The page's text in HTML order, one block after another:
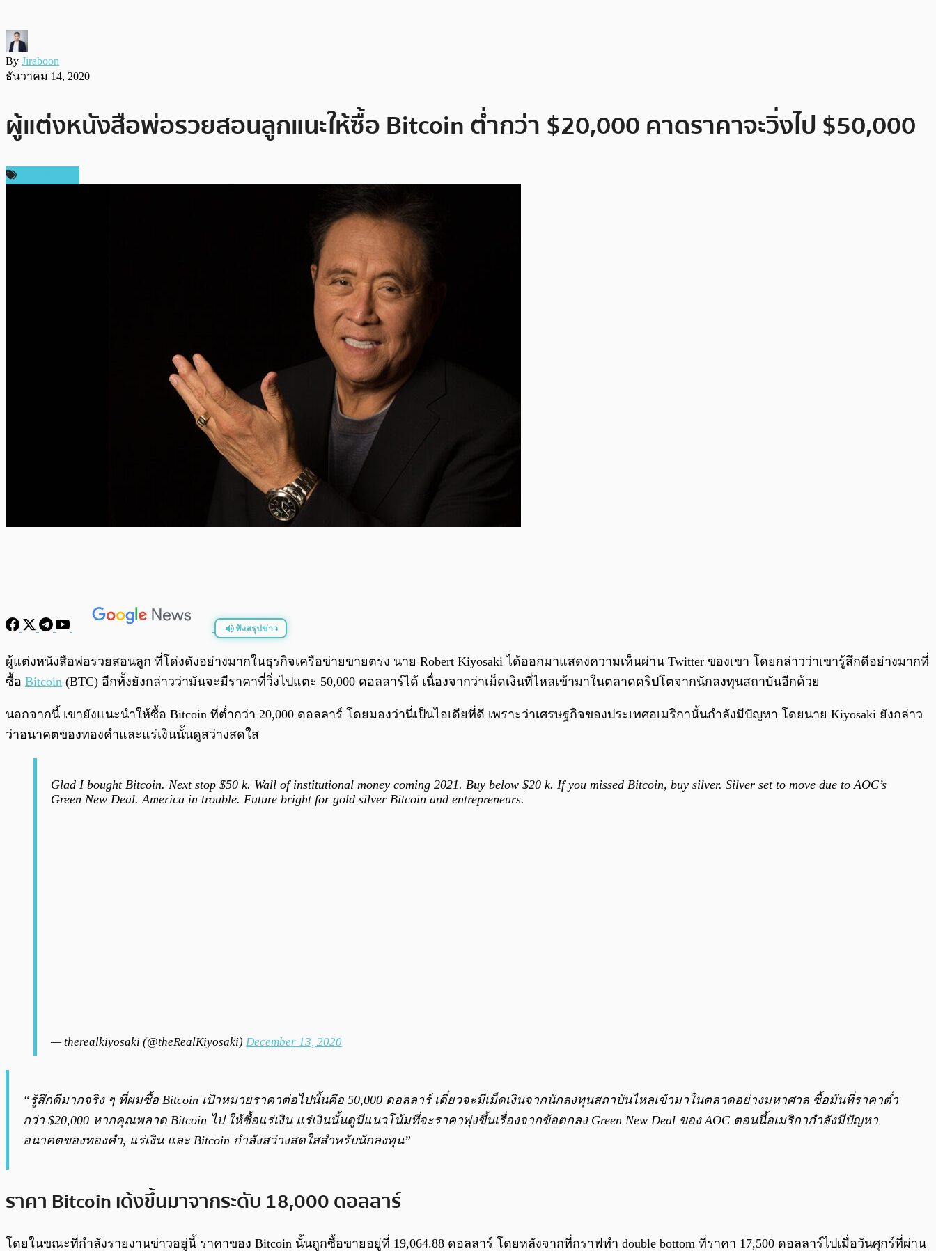
By Jiraboon
ธันวาคม 14, 2020
ผู้แต่งหนังสือพ่อรวยสอนลูกแนะให้ซื้อ Bitcoin ต่ำกว่า $20,000 คาดราคาจะวิ่งไป $50,000
ฟังสรุปข่าว
พร้อมเล่น 0:00 /0:00
ผู้แต่งหนังสือพ่อรวยสอนลูก ที่โด่งดังอย่างมากในธุรกิจเครือข่ายขายตรง นาย Robert Kiyosaki ได้ออกมาแสดงความเห็นผ่าน Twitter ของเขา โดยกล่าวว่าเขารู้สึกดีอย่างมากที่
ซื้อ Bitcoin (BTC) อีกทั้งยังกล่าวว่ามันจะมีราคาที่วิ่งไปแตะ 50,000 ดอลลาร์ได้ เนื่องจากว่าเม็ดเงินที่ไหลเข้ามาในตลาดคริปโตจากนักลงทุนสถาบันอีกด้วย
นอกจากนี้ เขายังแนะนำให้ซื้อ Bitcoin ที่ต่ำกว่า 20,000 ดอลลาร์ โดยมองว่านี่เป็นไอเดียที่ดี เพราะว่าเศรษฐกิจของประเทศอเมริกานั้นกำลังมีปัญหา โดยนาย Kiyosaki ยังกล่าว
ว่าอนาคตของทองคำและแร่เงินนั้นดูสว่างสดใส
Glad I bought Bitcoin. Next stop $50 k. Wall of institutional money coming 2021. Buy below $20 k. If you missed Bitcoin, buy silver. Silver set to move due to AOC’s
Green New Deal. America in trouble. Future bright for gold silver Bitcoin and entrepreneurs.
— therealkiyosaki (@theRealKiyosaki) December 13, 2020
“รู้สึกดีมากจริง ๆ ที่ผมซื้อ Bitcoin เป้าหมายราคาต่อไปนั้นคือ 50,000 ดอลลาร์ เดี๋ยวจะมีเม็ดเงินจากนักลงทุนสถาบันไหลเข้ามาในตลาดอย่างมหาศาล ซื้อมันที่ราคาต่ำ
กว่า $20,000 หากคุณพลาด Bitcoin ไป ให้ซื้อแร่เงิน แร่เงินนั้นดูมีแนวโน้มที่จะราคาพุ่งขึ้นเรื่องจากข้อตกลง Green New Deal ของ AOC ตอนนี้อเมริกากำลังมีปัญหา
อนาคตของทองคำ, แร่เงิน และ Bitcoin กำลังสว่างสดใสสำหรับนักลงทุน”
ราคา Bitcoin เด้งขึ้นมาจากระดับ 18,000 ดอลลาร์
โดยในขณะที่กำลังรายงานข่าวอยู่นี้ ราคาของ Bitcoin นั้นถูกซื้อขายอยู่ที่ 19,064.88 ดอลลาร์ โดยหลังจากที่กราฟทำ double bottom ที่ราคา 17,500 ดอลลาร์ไปเมื่อวันศุกร์ที่ผ่าน